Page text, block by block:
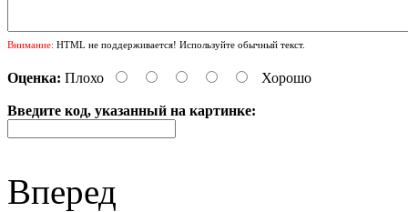
Внимание: HTML не поддерживается! Используйте обычный текст.
Оценка: Плохо Хорошо
Введите код, указанный на картинке:
Вперед